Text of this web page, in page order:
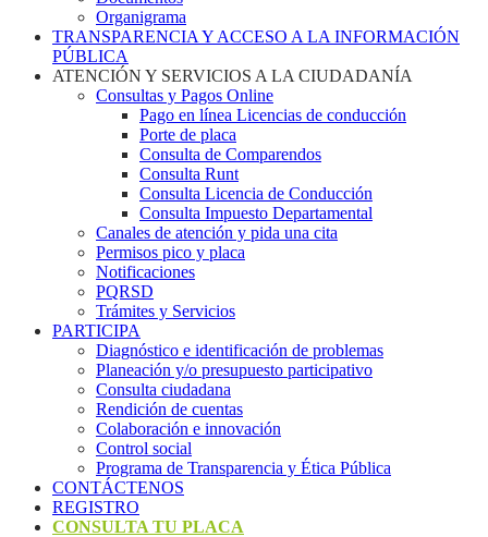
Organigrama
TRANSPARENCIA Y ACCESO A LA INFORMACIÓN
PÚBLICA
ATENCIÓN Y SERVICIOS A LA CIUDADANÍA
Consultas y Pagos Online
Pago en línea Licencias de conducción
Porte de placa
Consulta de Comparendos
Consulta Runt
Consulta Licencia de Conducción
Consulta Impuesto Departamental
Canales de atención y pida una cita
Permisos pico y placa
Notificaciones
PQRSD
Trámites y Servicios
PARTICIPA
Diagnóstico e identificación de problemas
Planeación y/o presupuesto participativo​
Consulta ciudadana
Rendición de cuentas
Colaboración e innovación
Control social
Programa de Transparencia y Ética Pública
CONTÁCTENOS
REGISTRO
CONSULTA TU PLACA